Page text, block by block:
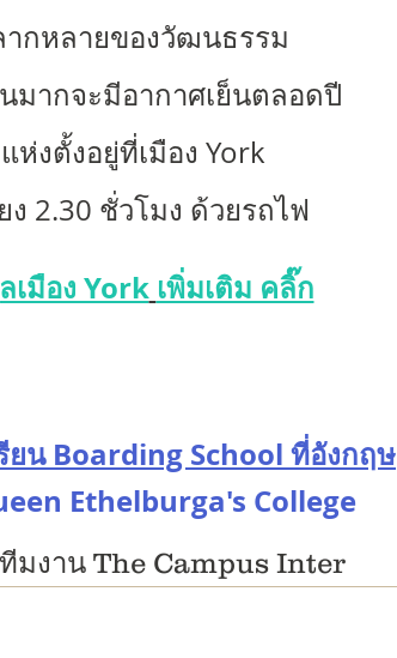
กหลายของวัฒนธรรม
มากจะมีอากาศเย็นตลอดปี
งตั้งอยู่ที่เมือง York
2.30 ชั่วโมง ด้วยรถไฟ
เมือง York เพิ่มเติม คลิ๊ก
ยน Boarding School ที่อังกฤษ
Ethelburga's College
มงาน The Campus Inter